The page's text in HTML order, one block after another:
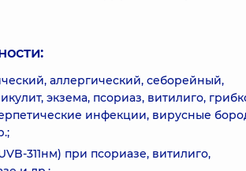
аллергический, себорейный,
экзема, псориаз, витилиго,
инфекции, вирусные
311нм) при псориазе, витилиго,